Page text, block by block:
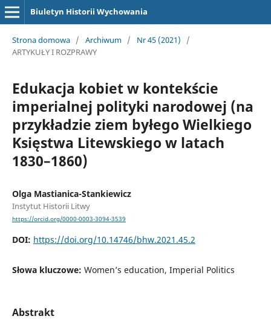
Biuletyn Historii Wychowania
Strona domowa / Archiwum / Nr 45 (2021)
/
ARTYKUŁY I ROZPRAWY
Edukacja kobiet w kontekście
imperialnej polityki narodowej (na
przykładzie ziem byłego Wielkiego
Księstwa Litewskiego w latach
1830–1860)
Olga Mastianica-Stankiewicz
Instytut Historii Litwy
https://orcid.org/0000-0003-3094-3539
DOI: https://doi.org/10.14746/bhw.2021.45.2
Słowa kluczowe: Women’s education, Imperial Politics
Abstrakt